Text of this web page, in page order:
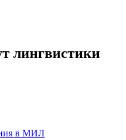
лингвистики
в МИЛ